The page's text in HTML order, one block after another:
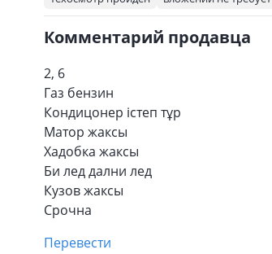
Комментарий продавца
2, 6
Газ бензин
Кондицонер істеп тұр
Матор жаксы
Хадобка жаксы
Би лед дални лед
Кузов жаксы
Срочна
Перевести